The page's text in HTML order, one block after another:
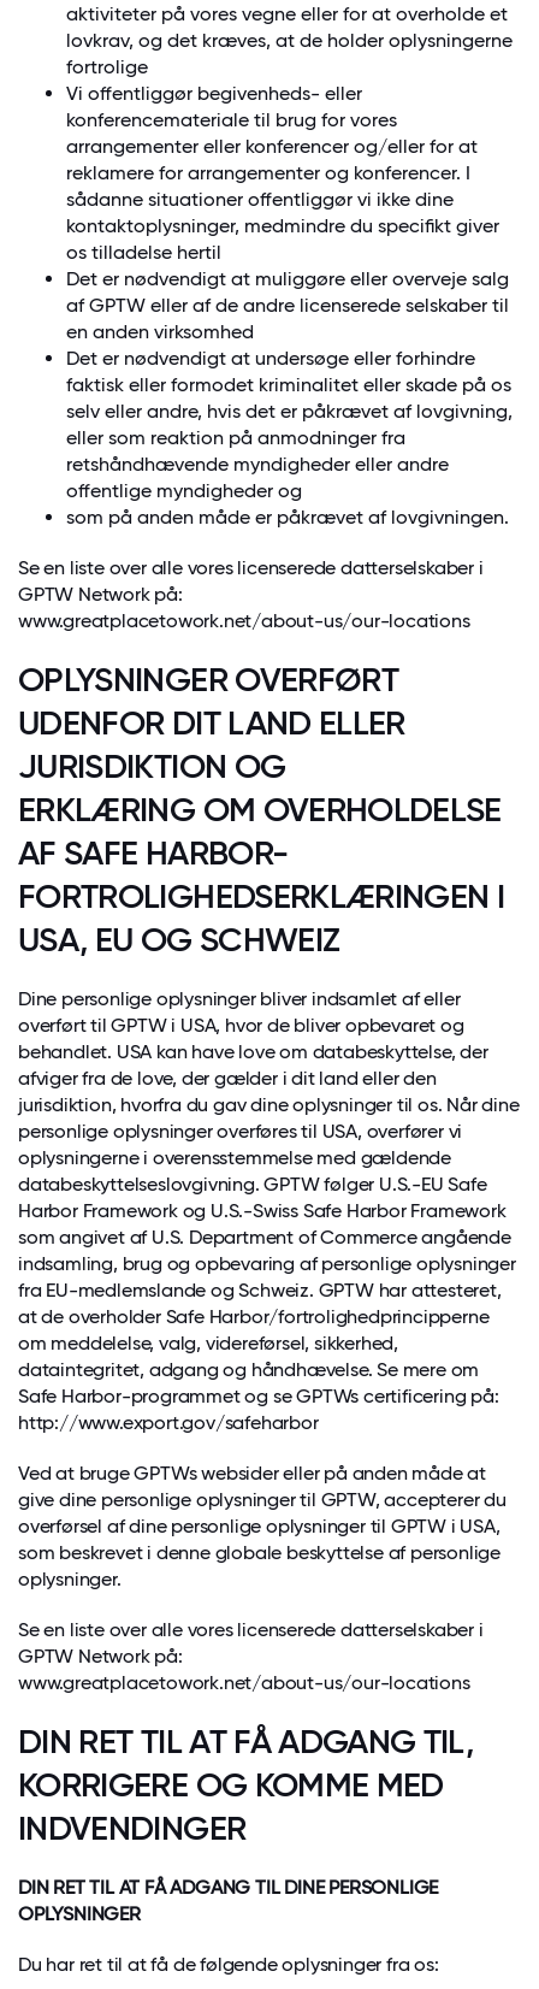
aktiviteter på vores vegne eller for at overholde et
lovkrav, og det kræves, at de holder oplysningerne
fortrolige
Vi offentliggør begivenheds- eller
konferencemateriale til brug for vores
arrangementer eller konferencer og/eller for at
reklamere for arrangementer og konferencer. I
sådanne situationer offentliggør vi ikke dine
kontaktoplysninger, medmindre du specifikt giver
os tilladelse hertil
Det er nødvendigt at muliggøre eller overveje salg
af GPTW eller af de andre licenserede selskaber til
en anden virksomhed
Det er nødvendigt at undersøge eller forhindre
faktisk eller formodet kriminalitet eller skade på os
selv eller andre, hvis det er påkrævet af lovgivning,
eller som reaktion på anmodninger fra
retshåndhævende myndigheder eller andre
offentlige myndigheder og
som på anden måde er påkrævet af lovgivningen.
Se en liste over alle vores licenserede datterselskaber i
GPTW Network på:
www.greatplacetowork.net/about-us/our-locations
OPLYSNINGER OVERFØRT
UDENFOR DIT LAND ELLER
JURISDIKTION OG
ERKLÆRING OM OVERHOLDELSE
AF SAFE HARBOR-
FORTROLIGHEDSERKLÆRINGEN I
USA, EU OG SCHWEIZ
Dine personlige oplysninger bliver indsamlet af eller
overført til GPTW i USA, hvor de bliver opbevaret og
behandlet. USA kan have love om databeskyttelse, der
afviger fra de love, der gælder i dit land eller den
jurisdiktion, hvorfra du gav dine oplysninger til os. Når dine
personlige oplysninger overføres til USA, overfører vi
oplysningerne i overensstemmelse med gældende
databeskyttelseslovgivning. GPTW følger U.S.-EU Safe
Harbor Framework og U.S.-Swiss Safe Harbor Framework
som angivet af U.S. Department of Commerce angående
indsamling, brug og opbevaring af personlige oplysninger
fra EU-medlemslande og Schweiz. GPTW har attesteret,
at de overholder Safe Harbor/fortrolighedprincipperne
om meddelelse, valg, videreførsel, sikkerhed,
dataintegritet, adgang og håndhævelse. Se mere om
Safe Harbor-programmet og se GPTWs certificering på:
http://www.export.gov/safeharbor
Ved at bruge GPTWs websider eller på anden måde at
give dine personlige oplysninger til GPTW, accepterer du
overførsel af dine personlige oplysninger til GPTW i USA,
som beskrevet i denne globale beskyttelse af personlige
oplysninger.
Se en liste over alle vores licenserede datterselskaber i
GPTW Network på:
www.greatplacetowork.net/about-us/our-locations
DIN RET TIL AT FÅ ADGANG TIL,
KORRIGERE OG KOMME MED
INDVENDINGER
DIN RET TIL AT FÅ ADGANG TIL DINE PERSONLIGE
OPLYSNINGER
Du har ret til at få de følgende oplysninger fra os: